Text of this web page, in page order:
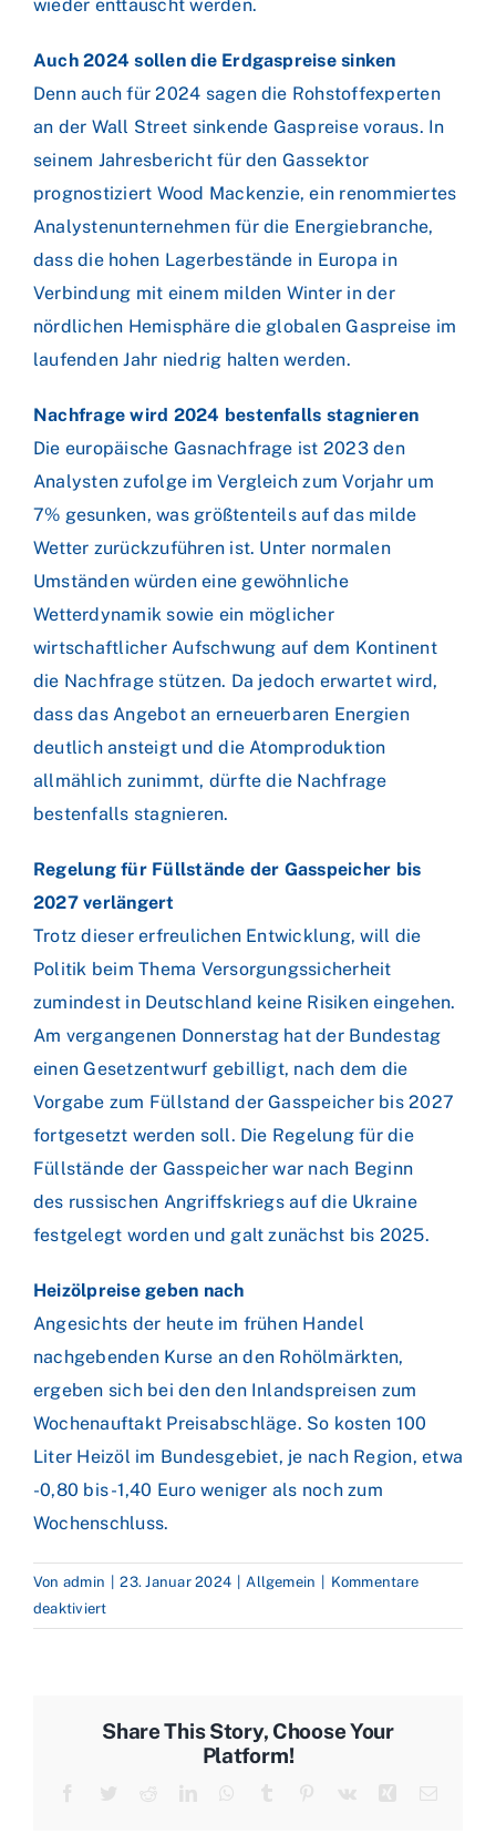
wieder enttäuscht werden.
Auch 2024 sollen die Erdgaspreise sinken
Denn auch für 2024 sagen die Rohstoffexperten
an der Wall Street sinkende Gaspreise voraus. In
seinem Jahresbericht für den Gassektor
prognostiziert Wood Mackenzie, ein renommiertes
Analystenunternehmen für die Energiebranche,
dass die hohen Lagerbestände in Europa in
Verbindung mit einem milden Winter in der
nördlichen Hemisphäre die globalen Gaspreise im
laufenden Jahr niedrig halten werden.
Nachfrage wird 2024 bestenfalls stagnieren
Die europäische Gasnachfrage ist 2023 den
Analysten zufolge im Vergleich zum Vorjahr um
7% gesunken, was größtenteils auf das milde
Wetter zurückzuführen ist. Unter normalen
Umständen würden eine gewöhnliche
Wetterdynamik sowie ein möglicher
wirtschaftlicher Aufschwung auf dem Kontinent
die Nachfrage stützen. Da jedoch erwartet wird,
dass das Angebot an erneuerbaren Energien
deutlich ansteigt und die Atomproduktion
allmählich zunimmt, dürfte die Nachfrage
bestenfalls stagnieren.
Regelung für Füllstände der Gasspeicher bis
2027 verlängert
Trotz dieser erfreulichen Entwicklung, will die
Politik beim Thema Versorgungssicherheit
zumindest in Deutschland keine Risiken eingehen.
Am vergangenen Donnerstag hat der Bundestag
einen Gesetzentwurf gebilligt, nach dem die
Vorgabe zum Füllstand der Gasspeicher bis 2027
fortgesetzt werden soll. Die Regelung für die
Füllstände der Gasspeicher war nach Beginn
des russischen Angriffskriegs auf die Ukraine
festgelegt worden und galt zunächst bis 2025.
Heizölpreise geben nach
Angesichts der heute im frühen Handel
nachgebenden Kurse an den Rohölmärkten,
ergeben sich bei den den Inlandspreisen zum
Wochenauftakt Preisabschläge. So kosten 100
Liter Heizöl im Bundesgebiet, je nach Region, etwa
-0,80 bis -1,40 Euro weniger als noch zum
Wochenschluss.
Von admin 23. Januar 2024 Allgemein
Kommentare
deaktiviertfür
Prognose:
sinken
Share This Story, Choose Your
Platform!